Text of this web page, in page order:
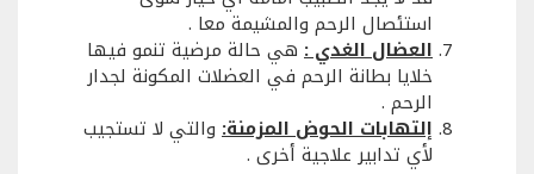
استئصال الرحم والمشيمة معا .
العضال الغدي : هي حالة مرضية تنمو فيها
خلايا بطانة الرحم في العضلات المكونة لجدار
الرحم .
إلتهابات الحوض المزمنة: والتي لا تستجيب
لأي تدابير علاجية أخرى .